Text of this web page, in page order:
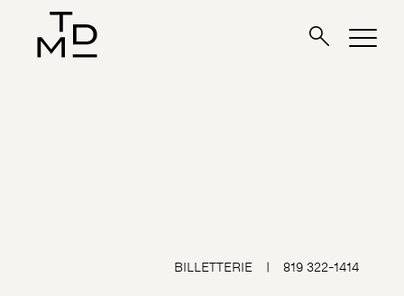
BILLETTERIE | 819 322-1414